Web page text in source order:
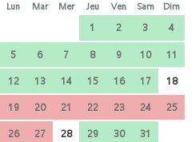
Lun Mar Mer Jeu Ven Sam Dim
1 2 3
4
5
6 7 8 9 10
11
12
13 14 15 16 17
18
19
20 21 22 23 24
25
26
27 28 29 30 31